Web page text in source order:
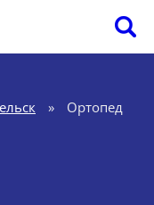
» Ортопед